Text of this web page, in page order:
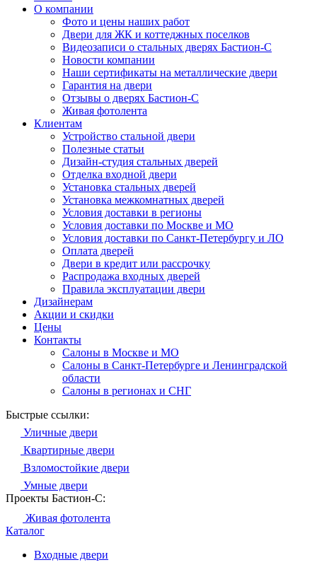
О компании
Фото и цены наших работ
Двери для ЖК и коттеджных поселков
Видеозаписи о стальных дверях Бастион-С
Новости компании
Наши сертификаты на металлические двери
Гарантия на двери
Отзывы о дверях Бастион-С
Живая фотолента
Клиентам
Устройство стальной двери
Полезные статьи
Дизайн-студия стальных дверей
Отделка входной двери
Установка стальных дверей
Установка межкомнатных дверей
Условия доставки в регионы
Условия доставки по Москве и МО
Условия доставки по Санкт-Петербургу и ЛО
Оплата дверей
Двери в кредит или рассрочку
Распродажа входных дверей
Правила эксплуатации двери
Дизайнерам
Акции и скидки
Цены
Контакты
Салоны в Москве и МО
Салоны в Санкт-Петербурге и Ленинградской
области
Салоны в регионах и СНГ
Быстрые ссылки:
Уличные двери
Квартирные двери
Взломостойкие двери
Умные двери
Проекты Бастион-С:
Живая фотолента
Каталог
Входные двери